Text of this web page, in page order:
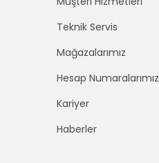
Teknik Servis
Mağazalarımız
Hesap Numaralarımız
Kariyer
Haberler